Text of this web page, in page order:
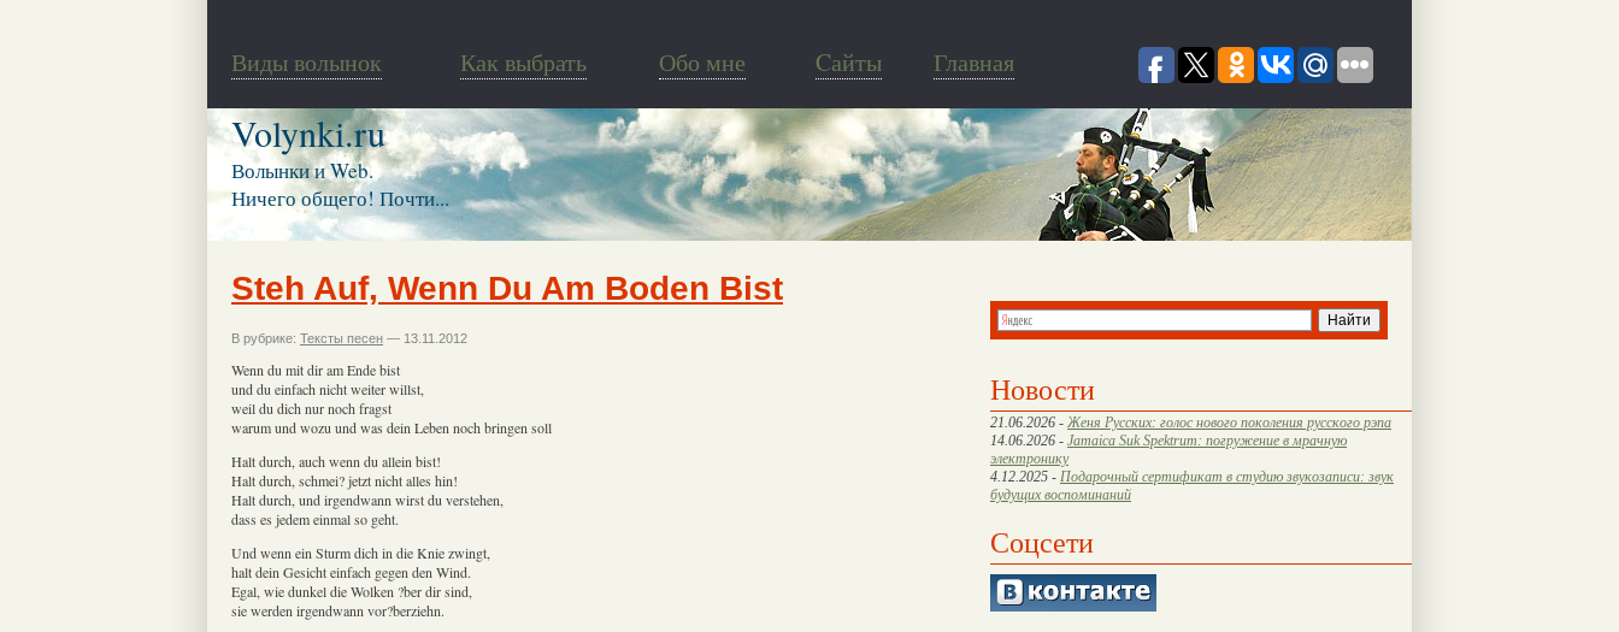
Виды волынок Как выбрать Обо мне Cайты Главная
Volynki.ru
Волынки и Web.
Ничего общего! Почти...
Новости
21.06.2026 - Женя Русских: голос нового поколения русского рэпа
14.06.2026 - Jamaica Suk Spektrum: погружение в мрачную
электронику
4.12.2025 - Подарочный сертификат в студию звукозаписи: звук
будущих воспоминаний
Соцсети
Steh Auf, Wenn Du Am Boden Bist
В рубрике: Тексты песен — 13.11.2012
Wenn du mit dir am Ende bist
und du einfach nicht weiter willst,
weil du dich nur noch fragst
warum und wozu und was dein Leben noch bringen soll
Halt durch, auch wenn du allein bist!
Halt durch, schmei? jetzt nicht alles hin!
Halt durch, und irgendwann wirst du verstehen,
dass es jedem einmal so geht.
Und wenn ein Sturm dich in die Knie zwingt,
halt dein Gesicht einfach gegen den Wind.
Egal, wie dunkel die Wolken ?ber dir sind,
sie werden irgendwann vor?berziehn.